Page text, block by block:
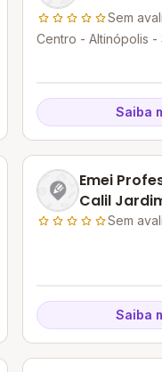
Sem
Centro - Altinópolis -
Saiba
Emei
Calil
Sem
Saiba